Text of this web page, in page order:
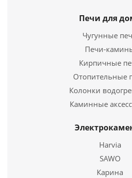
Зонт моно ЗМ-Р 430,
Подробнее
Купить в 1
Печи для
Чугунные
Печи-
Кирпичные
Отопительные
Колонки
Каминные
Harvia
SAWO
Карина